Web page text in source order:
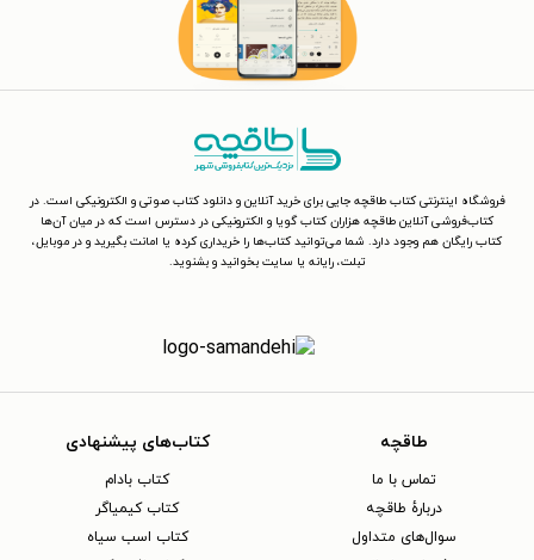
فروشگاه اینترنتی کتاب طاقچه جایی برای خرید آنلاین و دانلود کتاب صوتی و الکترونیکی است. در
کتاب‌فروشی آنلاین طاقچه هزاران کتاب گویا و الکترونیکی در دسترس است که در میان آن‌ها
کتاب رایگان هم وجود دارد. شما می‌توانید کتاب‌ها را خریداری کرده یا امانت بگیرید و در موبایل،
تبلت، رایانه یا سایت بخوانید و بشنوید.
طاقچه
تماس با ما
دربارهٔ طاقچه
سوال‌های متداول
کتاب‌های پیشنهادی
کتاب بادام
کتاب کیمیاگر
کتاب اسب سیاه